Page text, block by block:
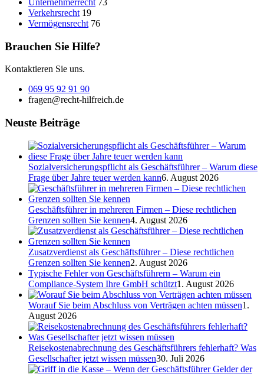
Verkehrsrecht 19
Vermögensrecht 76
Brauchen Sie Hilfe?
Kontaktieren Sie uns.
069 95 92 91 90
fragen@recht-hilfreich.de
Neuste Beiträge
Sozialversicherungspflicht als Geschäftsführer – Warum diese
Frage über Jahre teuer werden kann6. August 2026
Geschäftsführer in mehreren Firmen – Diese rechtlichen
Grenzen sollten Sie kennen4. August 2026
Zusatzverdienst als Geschäftsführer – Diese rechtlichen
Grenzen sollten Sie kennen2. August 2026
Typische Fehler von Geschäftsführern – Warum ein
Compliance-System Ihre GmbH schützt1. August 2026
Worauf Sie beim Abschluss von Verträgen achten müssen1.
August 2026
Reisekostenabrechnung des Geschäftsführers fehlerhaft? Was
Gesellschafter jetzt wissen müssen30. Juli 2026